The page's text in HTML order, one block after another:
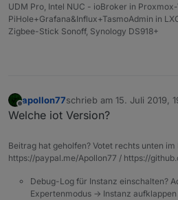
UDM Pro, Intel NUC - ioBroker in Proxmox-
PiHole+Grafana&Influx+TasmoAdmin in
Zigbee-Stick Sonoff, Synology DS918+
Offline
apollon77schrieb am 15. Juli 2019,
zuletzt editiert von
Welche iot Version?
Beitrag hat geholfen? Votet rechts unten im
https://paypal.me/Apollon77 / https://
Debug-Log für Instanz einschalten?
Expertenmodus -> Instanz